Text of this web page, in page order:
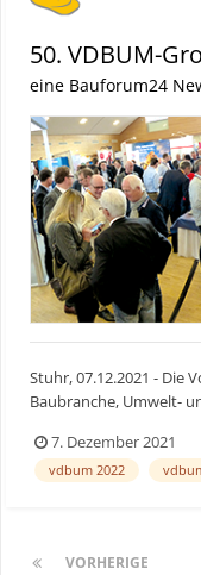
50. VDBUM-
eine Bauforum24
Stuhr, 07.12.2021 - Die
Baubranche, Umwelt-
dynamische
Abstimmung mit der
7. Dezember 2021
vdbum 2022
VORHERIGE